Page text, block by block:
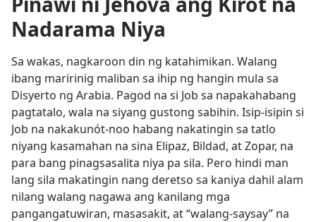
Nadarama Niya
Sa wakas, nagkaroon din ng katahimikan. Walang
ibang maririnig maliban sa ihip ng hangin mula sa
Disyerto ng Arabia. Pagod na si Job sa napakahabang
pagtatalo, wala na siyang gustong sabihin. Isip-isipin si
Job na nakakunót-noo habang nakatingin sa tatlo
niyang kasamahan na sina Elipaz, Bildad, at Zopar, na
para bang pinagsasalita niya pa sila. Pero hindi man
lang sila makatingin nang deretso sa kaniya dahil alam
nilang walang nagawa ang kanilang mga
pangangatuwiran, masasakit, at “walang-saysay” na